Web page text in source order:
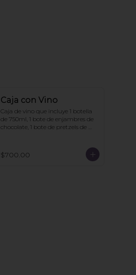
Caja con Vino
Caja de vino que incluye 1 botella
de 750ml, 1 bote de enjambres de
chocolate, 1 bote de pretzels de
con 6 días de anticipación. Mínimo
de pedido: 3 cajas
$700.00